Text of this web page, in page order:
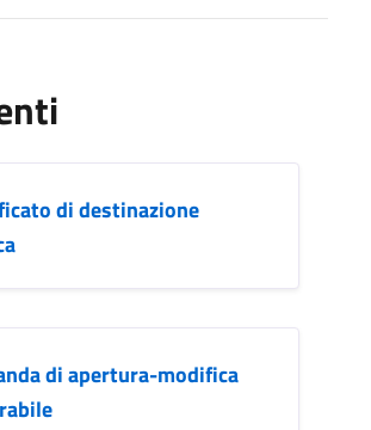
di destinazione
di apertura-modifica